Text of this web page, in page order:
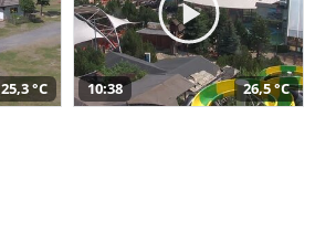
25,3 °C 10:38 26,5 °C